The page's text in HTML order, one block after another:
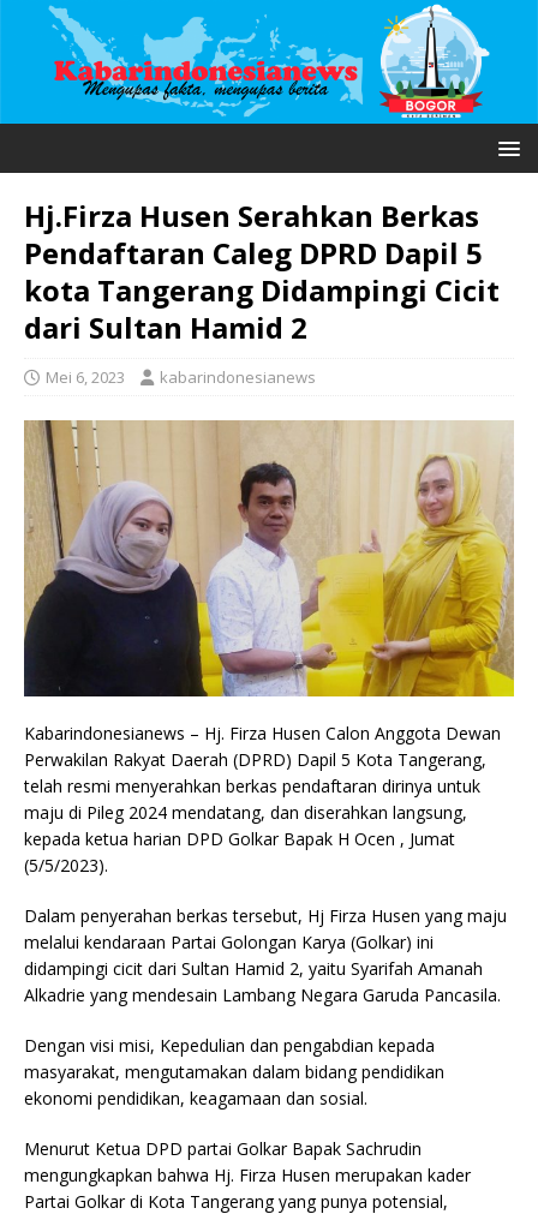
Hj.Firza Husen Serahkan Berkas
Pendaftaran Caleg DPRD Dapil 5
kota Tangerang Didampingi Cicit
dari Sultan Hamid 2
Mei 6, 2023 kabarindonesianews
Kabarindonesianews – Hj. Firza Husen Calon Anggota Dewan
Perwakilan Rakyat Daerah (DPRD) Dapil 5 Kota Tangerang,
telah resmi menyerahkan berkas pendaftaran dirinya untuk
maju di Pileg 2024 mendatang, dan diserahkan langsung,
kepada ketua harian DPD Golkar Bapak H Ocen , Jumat
(5/5/2023).
Dalam penyerahan berkas tersebut, Hj Firza Husen yang maju
melalui kendaraan Partai Golongan Karya (Golkar) ini
didampingi cicit dari Sultan Hamid 2, yaitu Syarifah Amanah
Alkadrie yang mendesain Lambang Negara Garuda Pancasila.
Dengan visi misi, Kepedulian dan pengabdian kepada
masyarakat, mengutamakan dalam bidang pendidikan
ekonomi pendidikan, keagamaan dan sosial.
Menurut Ketua DPD partai Golkar Bapak Sachrudin
mengungkapkan bahwa Hj. Firza Husen merupakan kader
Partai Golkar di Kota Tangerang yang punya potensial,